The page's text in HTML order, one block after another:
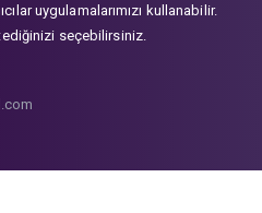
uygulamalarımızı kullanabilir.
seçebilirsiniz.